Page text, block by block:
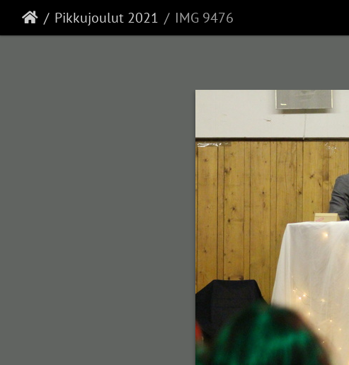
Pikkujoulut 2021 IMG 9476